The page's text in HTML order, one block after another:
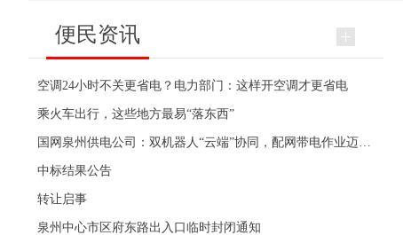
便民资讯
空调24小时不关更省电？电力部门：这样开空调才更省电
乘火车出行，这些地方最易“落东西”
国网泉州供电公司：双机器人“云端”协同，配网带电作业迈入“智”时代
中标结果公告
转让启事
泉州中心市区府东路出入口临时封闭通知